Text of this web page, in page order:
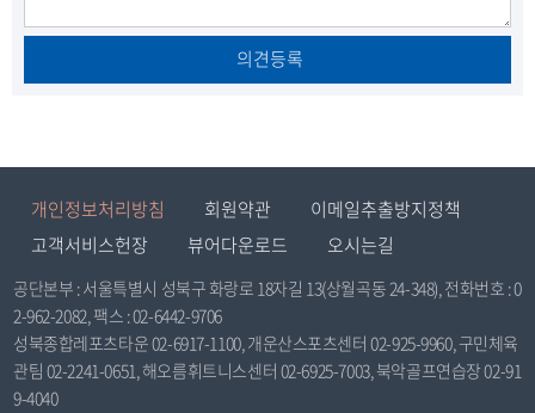
시
관
리
공
단
보
도
의견등록
개인정보처리방침 회원약관
이메일추출방지정책
고객서비스헌장
뷰어다운로드 오시는길
공단본부 : 서울특별시 성북구 화랑로 18자길 13(상월곡동 24-348), 전화번호 : 0
2-962-2082, 팩스 : 02-6442-9706
성북종합레포츠타운 02-6917-1100, 개운산스포츠센터 02-925-9960, 구민체육
관팀 02-2241-0651, 해오름휘트니스센터 02-6925-7003, 북악골프연습장 02-91
9-4040